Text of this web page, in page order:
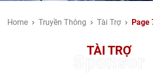
Home Truyền Thông Tài Trợ Page
TÀI TRỢ
Sponsor